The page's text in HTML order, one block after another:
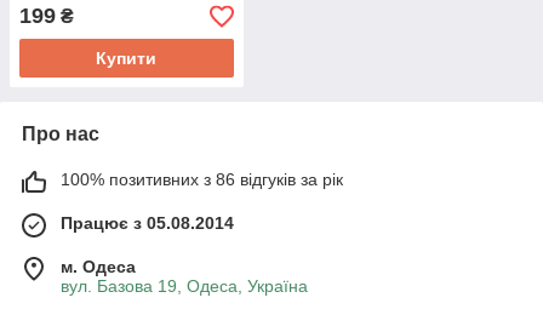
199 ₴
Купити
Про нас
100% позитивних з 86 відгуків за рік
Працює з 05.08.2014
м. Одеса
вул. Базова 19, Одеса, Україна